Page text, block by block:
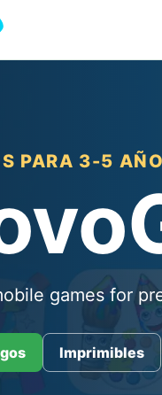
PARA 3-5
games for
Imprimibles